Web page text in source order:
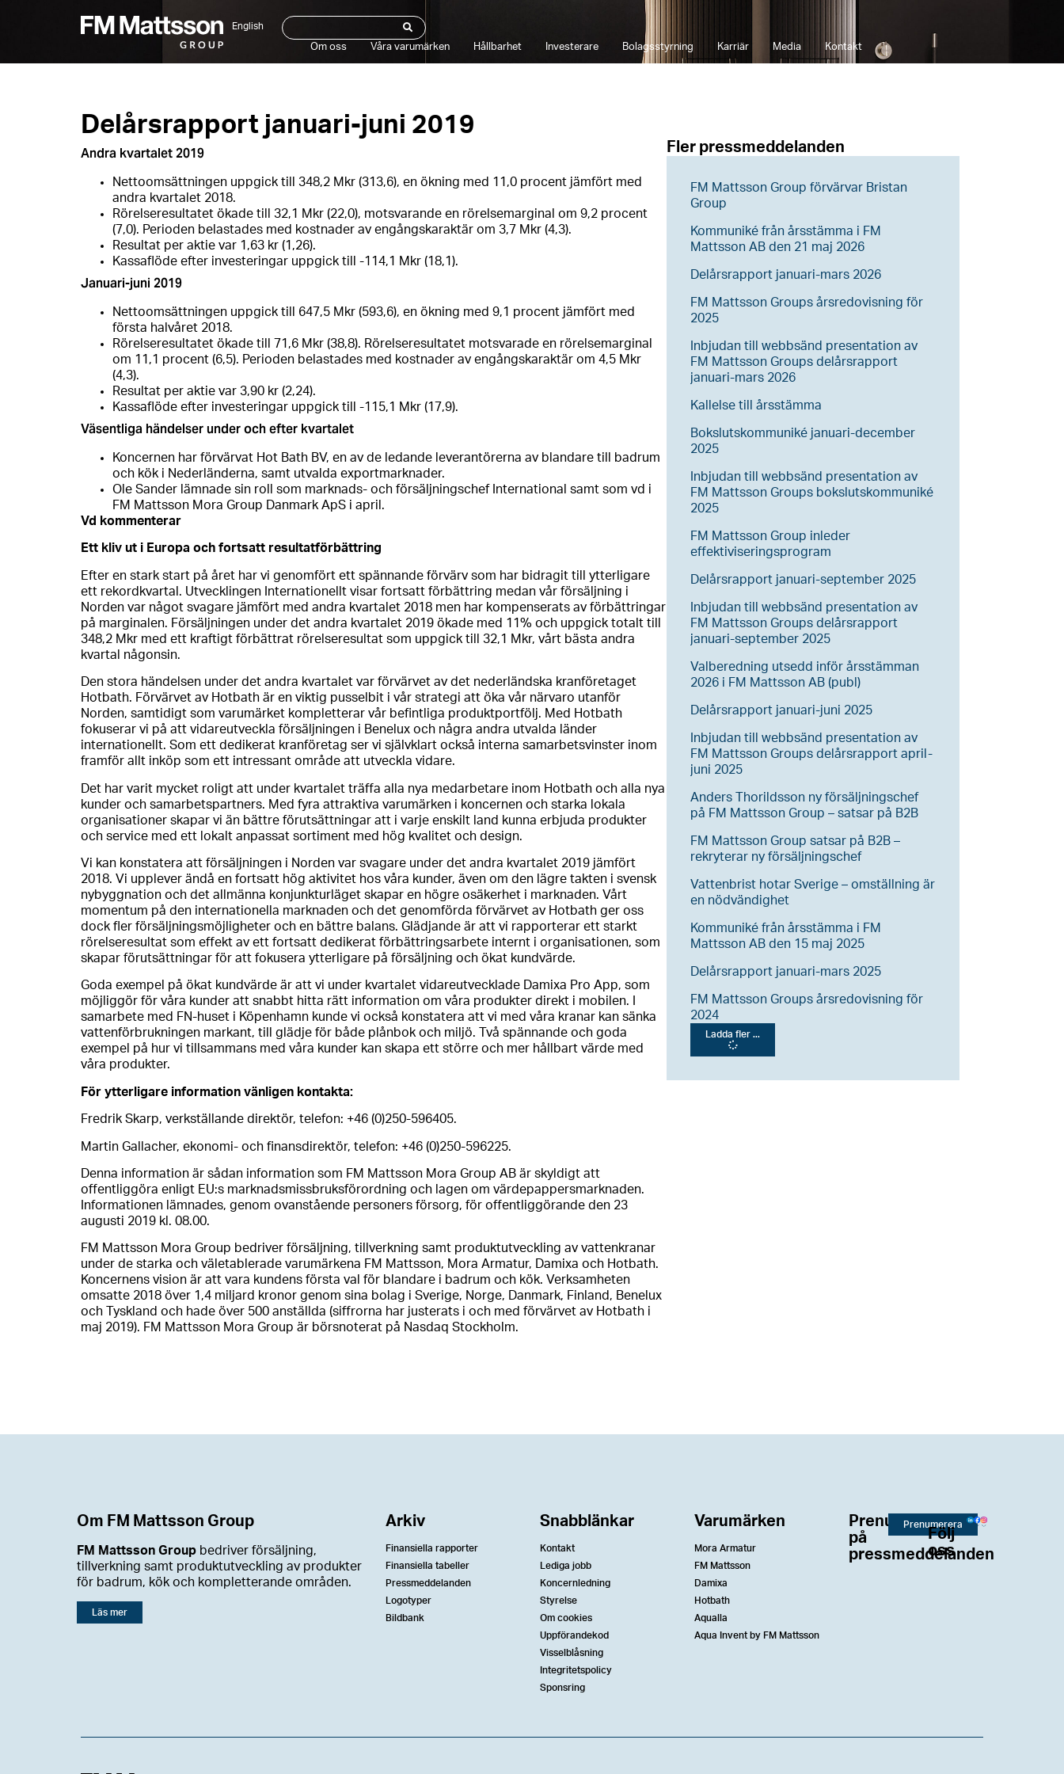
English
Om oss Våra varumärken Hållbarhet Investerare Bolagsstyrning Karriär Media Kontakt
Delårsrapport januari-juni 2019
Andra kvartalet 2019
Nettoomsättningen uppgick till 348,2 Mkr (313,6), en ökning med 11,0 procent jämfört med
andra kvartalet 2018.
Rörelseresultatet ökade till 32,1 Mkr (22,0), motsvarande en rörelsemarginal om 9,2 procent
(7,0). Perioden belastades med kostnader av engångskaraktär om 3,7 Mkr (4,3).
Resultat per aktie var 1,63 kr (1,26).
Kassaflöde efter investeringar uppgick till -114,1 Mkr (18,1).
Januari-juni 2019
Nettoomsättningen uppgick till 647,5 Mkr (593,6), en ökning med 9,1 procent jämfört med
första halvåret 2018.
Rörelseresultatet ökade till 71,6 Mkr (38,8). Rörelseresultatet motsvarade en rörelsemarginal
om 11,1 procent (6,5). Perioden belastades med kostnader av engångskaraktär om 4,5 Mkr
(4,3).
Resultat per aktie var 3,90 kr (2,24).
Kassaflöde efter investeringar uppgick till -115,1 Mkr (17,9).
Väsentliga händelser under och efter kvartalet
Koncernen har förvärvat Hot Bath BV, en av de ledande leverantörerna av blandare till badrum
och kök i Nederländerna, samt utvalda exportmarknader.
Ole Sander lämnade sin roll som marknads- och försäljningschef International samt som vd i
FM Mattsson Mora Group Danmark ApS i april.
Vd kommenterar
Ett kliv ut i Europa och fortsatt resultatförbättring
Efter en stark start på året har vi genomfört ett spännande förvärv som har bidragit till ytterligare
ett rekordkvartal. Utvecklingen Internationellt visar fortsatt förbättring medan vår försäljning i
Norden var något svagare jämfört med andra kvartalet 2018 men har kompenserats av förbättringar
på marginalen. Försäljningen under det andra kvartalet 2019 ökade med 11% och uppgick totalt till
348,2 Mkr med ett kraftigt förbättrat rörelseresultat som uppgick till 32,1 Mkr, vårt bästa andra
kvartal någonsin.
Den stora händelsen under det andra kvartalet var förvärvet av det nederländska kranföretaget
Hotbath. Förvärvet av Hotbath är en viktig pusselbit i vår strategi att öka vår närvaro utanför
Norden, samtidigt som varumärket kompletterar vår befintliga produktportfölj. Med Hotbath
fokuserar vi på att vidareutveckla försäljningen i Benelux och några andra utvalda länder
internationellt. Som ett dedikerat kranföretag ser vi självklart också interna samarbetsvinster inom
framför allt inköp som ett intressant område att utveckla vidare.
Det har varit mycket roligt att under kvartalet träffa alla nya medarbetare inom Hotbath och alla nya
kunder och samarbetspartners. Med fyra attraktiva varumärken i koncernen och starka lokala
organisationer skapar vi än bättre förutsättningar att i varje enskilt land kunna erbjuda produkter
och service med ett lokalt anpassat sortiment med hög kvalitet och design.
Vi kan konstatera att försäljningen i Norden var svagare under det andra kvartalet 2019 jämfört
2018. Vi upplever ändå en fortsatt hög aktivitet hos våra kunder, även om den lägre takten i svensk
nybyggnation och det allmänna konjunkturläget skapar en högre osäkerhet i marknaden. Vårt
momentum på den internationella marknaden och det genomförda förvärvet av Hotbath ger oss
dock fler försäljningsmöjligheter och en bättre balans. Glädjande är att vi rapporterar ett starkt
rörelseresultat som effekt av ett fortsatt dedikerat förbättringsarbete internt i organisationen, som
skapar förutsättningar för att fokusera ytterligare på försäljning och ökat kundvärde.
Goda exempel på ökat kundvärde är att vi under kvartalet vidareutvecklade Damixa Pro App, som
möjliggör för våra kunder att snabbt hitta rätt information om våra produkter direkt i mobilen. I
samarbete med FN-huset i Köpenhamn kunde vi också konstatera att vi med våra kranar kan sänka
vattenförbrukningen markant, till glädje för både plånbok och miljö. Två spännande och goda
exempel på hur vi tillsammans med våra kunder kan skapa ett större och mer hållbart värde med
våra produkter.
För ytterligare information vänligen kontakta:
Fredrik Skarp, verkställande direktör, telefon: +46 (0)250-596405.
Martin Gallacher, ekonomi- och finansdirektör, telefon: +46 (0)250-596225.
Denna information är sådan information som FM Mattsson Mora Group AB är skyldigt att
offentliggöra enligt EU:s marknadsmissbruksförordning och lagen om värdepappersmarknaden.
Informationen lämnades, genom ovanstående personers försorg, för offentliggörande den 23
augusti 2019 kl. 08.00.
FM Mattsson Mora Group bedriver försäljning, tillverkning samt produktutveckling av vattenkranar
under de starka och väletablerade varumärkena FM Mattsson, Mora Armatur, Damixa och Hotbath.
Koncernens vision är att vara kundens första val för blandare i badrum och kök. Verksamheten
omsatte 2018 över 1,4 miljard kronor genom sina bolag i Sverige, Norge, Danmark, Finland, Benelux
och Tyskland och hade över 500 anställda (siffrorna har justerats i och med förvärvet av Hotbath i
maj 2019). FM Mattsson Mora Group är börsnoterat på Nasdaq Stockholm.
Fler pressmeddelanden
FM Mattsson Group förvärvar Bristan
Group
Kommuniké från årsstämma i FM
Mattsson AB den 21 maj 2026
Delårsrapport januari-mars 2026
FM Mattsson Groups årsredovisning för
2025
Inbjudan till webbsänd presentation av
FM Mattsson Groups delårsrapport
januari-mars 2026
Kallelse till årsstämma
Bokslutskommuniké januari-december
2025
Inbjudan till webbsänd presentation av
FM Mattsson Groups bokslutskommuniké
2025
FM Mattsson Group inleder
effektiviseringsprogram
Delårsrapport januari-september 2025
Inbjudan till webbsänd presentation av
FM Mattsson Groups delårsrapport
januari-september 2025
Valberedning utsedd inför årsstämman
2026 i FM Mattsson AB (publ)
Delårsrapport januari-juni 2025
Inbjudan till webbsänd presentation av
FM Mattsson Groups delårsrapport april-
juni 2025
Anders Thorildsson ny försäljningschef
på FM Mattsson Group – satsar på B2B
FM Mattsson Group satsar på B2B –
rekryterar ny försäljningschef
Vattenbrist hotar Sverige – omställning är
en nödvändighet
Kommuniké från årsstämma i FM
Mattsson AB den 15 maj 2025
Delårsrapport januari-mars 2025
FM Mattsson Groups årsredovisning för
2024
Ladda fler ...
Om FM Mattsson Group
FM Mattsson Group bedriver försäljning,
tillverkning samt produktutveckling av produkter
för badrum, kök och kompletterande områden.
Läs mer
Arkiv
Finansiella rapporter
Finansiella tabeller
Pressmeddelanden
Logotyper
Bildbank
Snabblänkar
Kontakt
Lediga jobb
Koncernledning
Styrelse
Om cookies
Uppförandekod
Visselblåsning
Integritetspolicy
Sponsring
Varumärken
Mora Armatur
FM Mattsson
Damixa
Hotbath
Aqualla
Aqua Invent by FM Mattsson
Prenumerera
på
pressmeddelanden
Prenumerera
Följ
oss